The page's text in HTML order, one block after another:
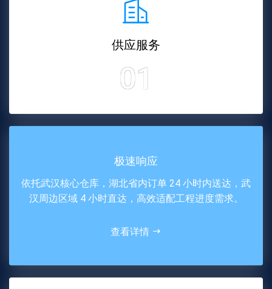
供应服务
01
极速响应
依托武汉核心仓库，湖北省内订单 24 小时内送达，武
汉周边区域 4 小时直达，高效适配工程进度需求。
查看详情